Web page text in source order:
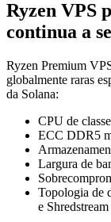
Ryzen VPS
continua a
Ryzen Premium
globalmente raras
da Solana:
CPU de
ECC DDR5
Largura de
Topologia de
e